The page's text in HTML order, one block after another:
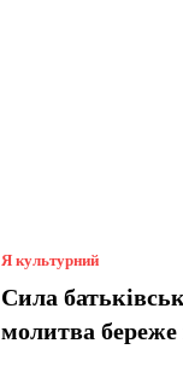
Я культурний
Сила
молитва